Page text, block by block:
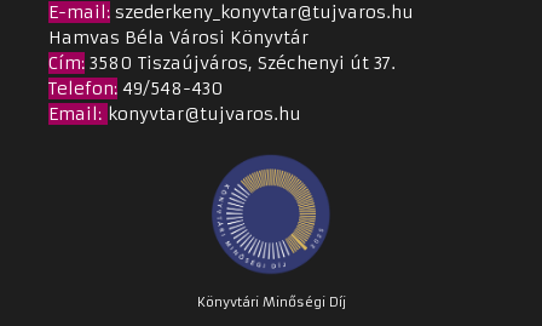
E-mail: szederkeny_konyvtar@tujvaros.hu
Hamvas Béla Városi Könyvtár
Cím: 3580 Tiszaújváros, Széchenyi út 37.
Telefon: 49/548-430
Email: konyvtar@tujvaros.hu
Könyvtári Minőségi Díj